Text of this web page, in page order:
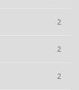
2
2
2